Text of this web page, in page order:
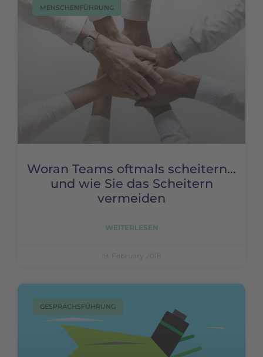
MENSCHENFÜHRUNG
Woran Teams oftmals scheitern…
und wie Sie das Scheitern
vermeiden
WEITERLESEN
19. February 2018
GESPRÄCHSFÜHRUNG